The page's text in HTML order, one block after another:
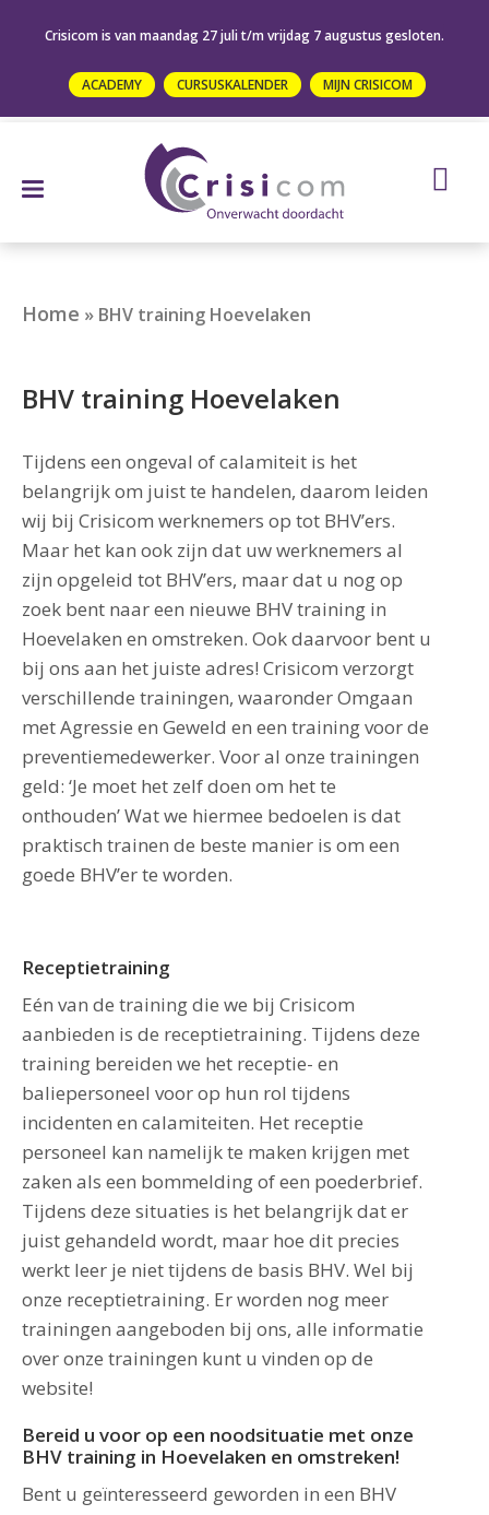
Crisicom is van maandag 27 juli t/m vrijdag 7 augustus gesloten.
ACADEMY CURSUSKALENDER MIJN CRISICOM
Home » BHV training Hoevelaken
BHV training Hoevelaken
Tijdens een ongeval of calamiteit is het
belangrijk om juist te handelen, daarom leiden
wij bij Crisicom werknemers op tot BHV’ers.
Maar het kan ook zijn dat uw werknemers al
zijn opgeleid tot BHV’ers, maar dat u nog op
zoek bent naar een nieuwe BHV training in
Hoevelaken en omstreken. Ook daarvoor bent u
bij ons aan het juiste adres! Crisicom verzorgt
verschillende trainingen, waaronder Omgaan
met Agressie en Geweld en een training voor de
preventiemedewerker. Voor al onze trainingen
geld: ‘Je moet het zelf doen om het te
onthouden’ Wat we hiermee bedoelen is dat
praktisch trainen de beste manier is om een
goede BHV’er te worden.
Receptietraining
Eén van de training die we bij Crisicom
aanbieden is de receptietraining. Tijdens deze
training bereiden we het receptie- en
baliepersoneel voor op hun rol tijdens
incidenten en calamiteiten. Het receptie
personeel kan namelijk te maken krijgen met
zaken als een bommelding of een poederbrief.
Tijdens deze situaties is het belangrijk dat er
juist gehandeld wordt, maar hoe dit precies
werkt leer je niet tijdens de basis BHV. Wel bij
onze receptietraining. Er worden nog meer
trainingen aangeboden bij ons, alle informatie
over onze trainingen kunt u vinden op de
website!
Bereid u voor op een noodsituatie met onze
BHV training in Hoevelaken en omstreken!
Bent u geïnteresseerd geworden in een BHV